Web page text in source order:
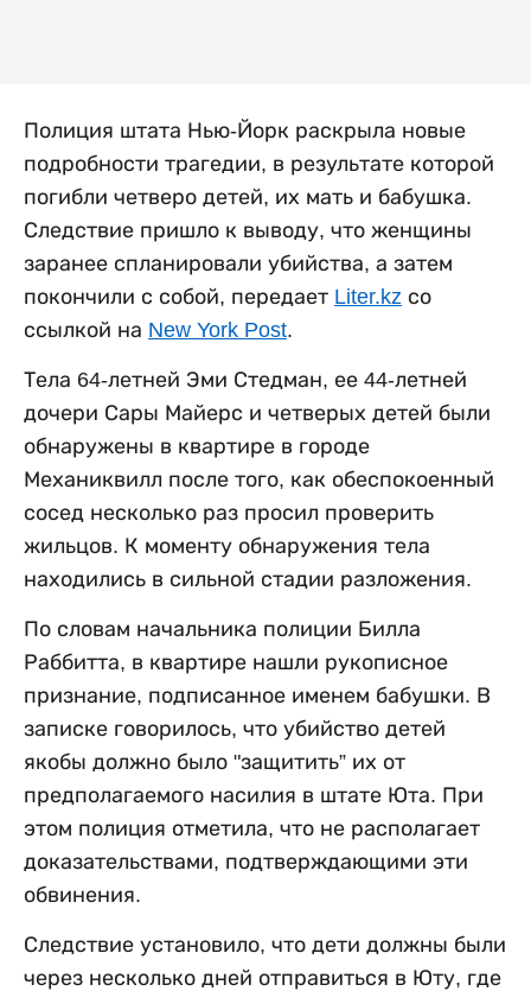
Полиция штата Нью-Йорк раскрыла новые
подробности трагедии, в результате которой
погибли четверо детей, их мать и бабушка.
Следствие пришло к выводу, что женщины
заранее спланировали убийства, а затем
покончили с собой, передает Liter.kz со
ссылкой на New York Post.
Тела 64-летней Эми Стедман, ее 44-летней
дочери Сары Майерс и четверых детей были
обнаружены в квартире в городе
Механиквилл после того, как обеспокоенный
сосед несколько раз просил проверить
жильцов. К моменту обнаружения тела
находились в сильной стадии разложения.
По словам начальника полиции Билла
Раббитта, в квартире нашли рукописное
признание, подписанное именем бабушки. В
записке говорилось, что убийство детей
якобы должно было "защитить” их от
предполагаемого насилия в штате Юта. При
этом полиция отметила, что не располагает
доказательствами, подтверждающими эти
обвинения.
Следствие установило, что дети должны были
через несколько дней отправиться в Юту, где